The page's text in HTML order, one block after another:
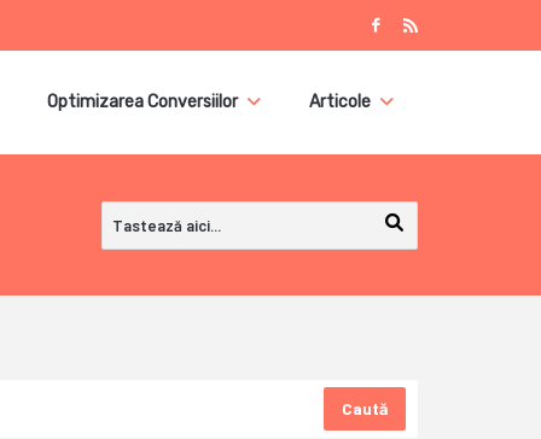
Optimizarea Conversiilor Articole
Caută